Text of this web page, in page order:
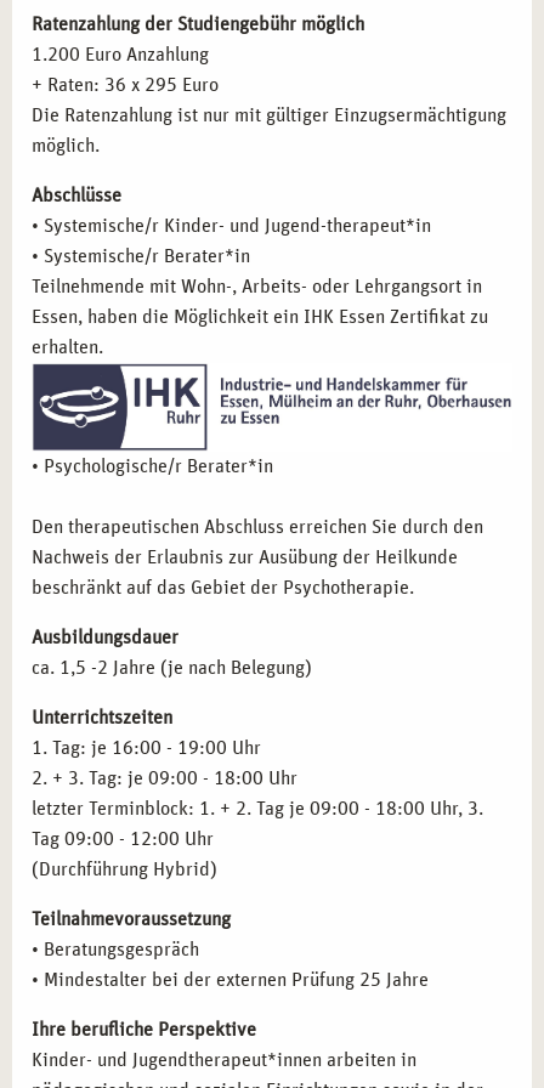
Lese-, Rechtschreib- und Rechenschwäche
Stärkung des Selbstwertes
Interdisziplinäre Aspekte
Psychopathologie in der systemischen Kinder- und
Jugendtherapie und Beratung
Entwicklungsstörung
Verhaltens- und emotionale Störung
Ressourcenorientierte praktische Methodenanwendung
im
Praxisschwerpunkt Essstörungen
Praxisschwerpunkt ADHS
Praxisschwerpunkt Autismus
Praxisschwerpunkt Entwicklungsstörungen
schulischer Fertigkeiten
Umgang mit seelischen Verletzungen
Traumatherapie
Krisen und Krisenintervention
Suizid
Psychohygiene
Inhalte der Ausbildung
Heilpraktiker*in Psychotherapie
Inhalte der Ausbildung
Inhalte der FortbildungAnatomie und Pysiologie
Ratenzahlung der Studiengebühr möglich
1.200 Euro Anzahlung
+ Raten: 36 x 295 Euro
Die Ratenzahlung ist nur mit gültiger Einzugsermächtigung
möglich.
Abschlüsse
• Systemische/r Kinder- und Jugend-therapeut*in
• Systemische/r Berater*in
Teilnehmende mit Wohn-, Arbeits- oder Lehrgangsort in
Essen, haben die Möglichkeit ein IHK Essen Zertifikat zu
erhalten.
• Psychologische/r Berater*in
Den therapeutischen Abschluss erreichen Sie durch den
Nachweis der Erlaubnis zur Ausübung der Heilkunde
beschränkt auf das Gebiet der Psychotherapie.
Ausbildungsdauer
ca. 1,5 -2 Jahre (je nach Belegung)
Unterrichtszeiten
1. Tag: je 16:00 - 19:00 Uhr
2. + 3. Tag: je 09:00 - 18:00 Uhr
letzter Terminblock: 1. + 2. Tag je 09:00 - 18:00 Uhr, 3.
Tag 09:00 - 12:00 Uhr
(Durchführung Hybrid)
Teilnahmevoraussetzung
• Beratungsgespräch
• Mindestalter bei der externen Prüfung 25 Jahre
Ihre berufliche Perspektive
Kinder- und Jugendtherapeut*innen arbeiten in